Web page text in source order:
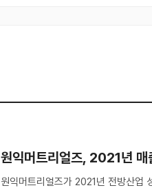
원익머트리얼즈, 2021년
원익머트리얼즈가 2021년 전방산업